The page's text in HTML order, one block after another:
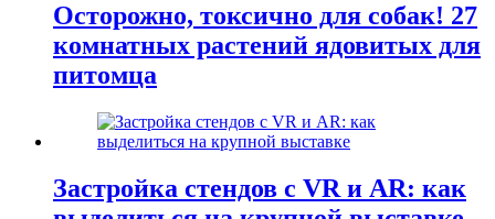
Осторожно, токсично для собак! 27
комнатных растений ядовитых для
питомца
Застройка стендов с VR и AR: как